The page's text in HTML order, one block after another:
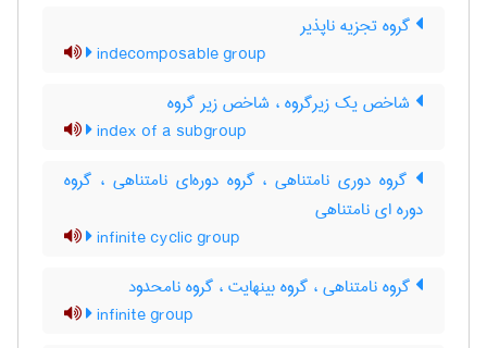
گروه تجزیه ناپذیر
indecomposable group
شاخص یک زیرگروه ، شاخص زیر گروه
index of a subgroup
گروه دوری نامتناهی ، گروه دوره‌ای نامتناهی ، گروه
دوره ای نامتناهی
infinite cyclic group
گروه نامتناهی ، گروه بینهایت ، گروه نامحدود
infinite group